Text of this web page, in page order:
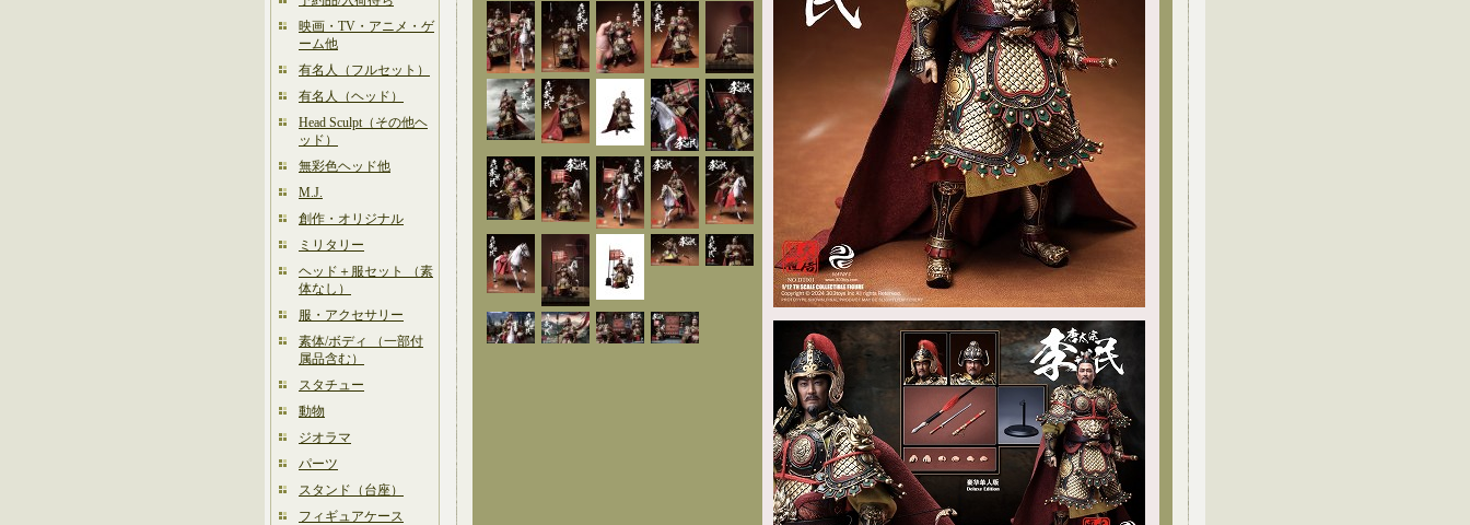
映画・TV・アニメ・ゲ
ーム他
有名人（フルセット）
有名人（ヘッド）
Head Sculpt（その他ヘ
ッド）
無彩色ヘッド他
M.J.
創作・オリジナル
ミリタリー
ヘッド＋服セット （素
体なし）
服・アクセサリー
素体/ボディ （一部付
属品含む）
スタチュー
動物
ジオラマ
パーツ
スタンド（台座）
フィギュアケース